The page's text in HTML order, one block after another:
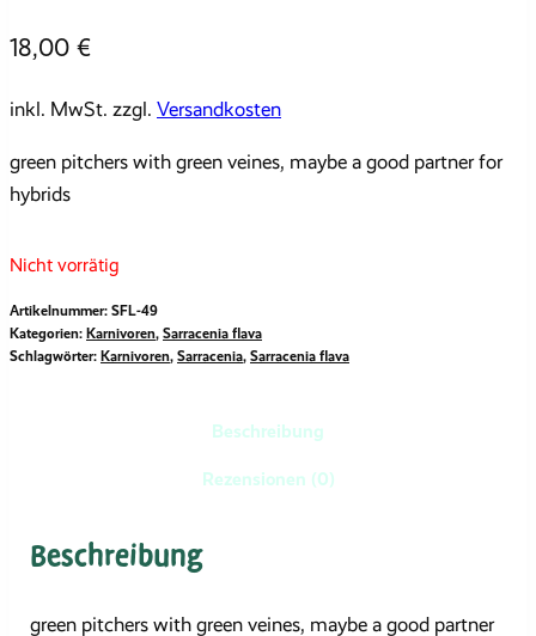
18,00 €
inkl. MwSt. zzgl. Versandkosten
green pitchers with green veines, maybe a good partner for
hybrids
Nicht vorrätig
Artikelnummer: SFL-49
Kategorien: Karnivoren, Sarracenia flava
Schlagwörter: Karnivoren, Sarracenia, Sarracenia flava
Beschreibung
Rezensionen (0)
Beschreibung
green pitchers with green veines, maybe a good partner